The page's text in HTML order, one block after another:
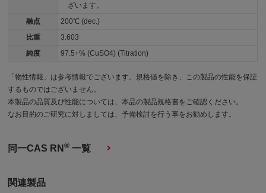
ざいます。
融点
200℃ (dec.)
比重
3.603
純度
97.5+% (CuSO4) (Titration)
「物性情報」は参考情報でございます。規格値を除き、この製品の性能を保証
するものではございません。
本製品の品質及び性能については、本品の製品規格書をご確認ください。
なお目的のご研究に対しましては、予備検討を行う事をお勧めします。
同一CAS RN® 一覧
関連製品